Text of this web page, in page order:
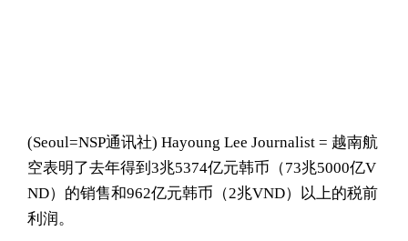
(Seoul= NSP通讯社) Hayoung Lee Journalist = 越南航
空表明了去年得到3兆5374亿元韩币（73兆5000亿V
ND）的销售和962亿元韩币（2兆VND）以上的税前
利润。